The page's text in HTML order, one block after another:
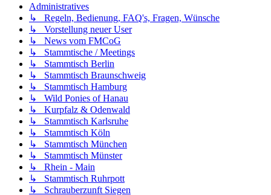
Administratives
↳ Regeln, Bedienung, FAQ's, Fragen, Wünsche
↳ Vorstellung neuer User
↳ News vom FMCoG
↳ Stammtische / Meetings
↳ Stammtisch Berlin
↳ Stammtisch Braunschweig
↳ Stammtisch Hamburg
↳ Wild Ponies of Hanau
↳ Kurpfalz & Odenwald
↳ Stammtisch Karlsruhe
↳ Stammtisch Köln
↳ Stammtisch München
↳ Stammtisch Münster
↳ Rhein - Main
↳ Stammtisch Ruhrpott
↳ Schrauberzunft Siegen